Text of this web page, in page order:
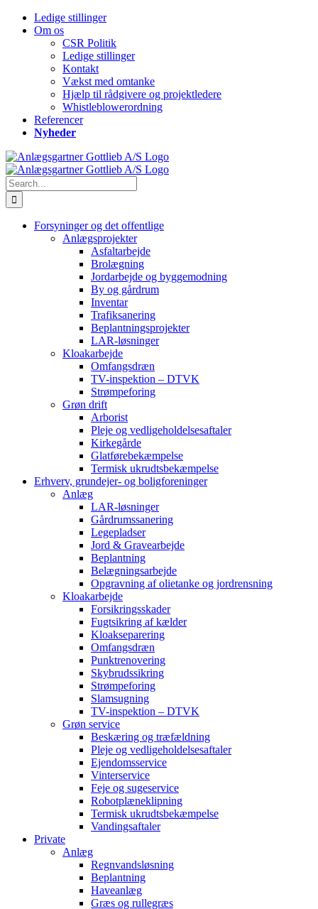
Skip
Telefon
Email
YouTube
Facebook
Instagram
LinkedInLedige stillinger
Om os
CSR Politik
Ledige stillinger
Kontakt
Vækst med omtanke
Hjælp til rådgivere og projektledere
Whistleblowerordning
Referencer
Nyheder
Search
for:
Forsyninger og det offentlige
Anlægsprojekter
Asfaltarbejde
Brolægning
Jordarbejde og byggemodning
By og gårdrum
Inventar
Trafiksanering
Beplantningsprojekter
LAR-løsninger
Kloakarbejde
Omfangsdræn
TV-inspektion – DTVK
Strømpeforing
Grøn drift
Arborist
Pleje og vedligeholdelsesaftaler
Kirkegårde
Glatførebekæmpelse
Termisk ukrudtsbekæmpelse
Erhverv, grundejer- og boligforeninger
Anlæg
LAR-løsninger
Gårdrumssanering
Legepladser
Jord & Gravearbejde
Beplantning
Belægningsarbejde
Opgravning af olietanke og jordrensning
Kloakarbejde
Forsikringsskader
Fugtsikring af kælder
Kloakseparering
Omfangsdræn
Punktrenovering
Skybrudssikring
Strømpeforing
Slamsugning
TV-inspektion – DTVK
Grøn service
Beskæring og træfældning
Pleje og vedligeholdelsesaftaler
Ejendomsservice
Vinterservice
Feje og sugeservice
Robotplæneklipning
Termisk ukrudtsbekæmpelse
Vandingsaftaler
Private
Anlæg
Regnvandsløsning
Beplantning
Haveanlæg
Græs og rullegræs